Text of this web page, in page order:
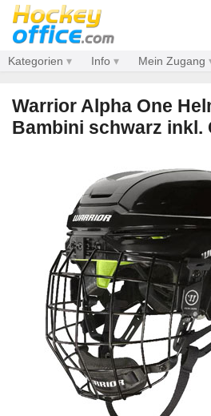
Kategorien Info Mein Zugang
Warrior Alpha One
Bambini schwarz inkl.